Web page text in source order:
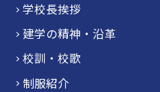
学校長挨拶
建学の精神・沿革
校訓・校歌
制服紹介